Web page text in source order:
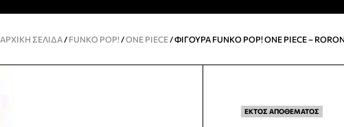
ΑΡΧΙΚΉ ΣΕΛΊΔΑ/ FUNKO POP! /ONE PIECE/ ΦΙΓΟΎΡΑ FUNKO POP! ONE PIECE –
ΕΚΤΟΣ ΑΠΟΘΕΜΑΤΟΣ